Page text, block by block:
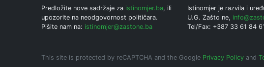
Predložite nove sadržaje za istinomjer.ba, ili
upozorite na neodgovornost političara.
Pišite nam na: istinomjer@zastone.ba
Istinomjer je razvila i
U.G. Zašto ne,
Tel/Fax: +387 33 61 84
This site is protected by reCAPTCHA and the Google Privacy Policy and